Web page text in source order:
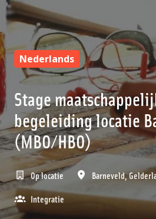
Nederlands
Stage
begeleiding locatie
(MBO/HBO)
Op locatie Barneveld,
Integratie